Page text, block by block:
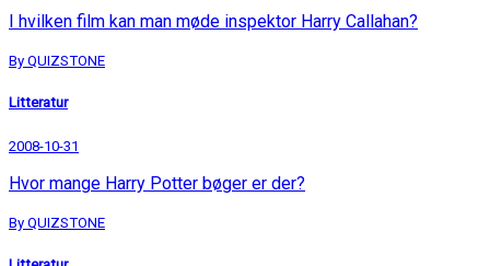
I hvilken film kan man møde inspektor Harry Callahan?
By QUIZSTONE
Litteratur
2008-10-31
Hvor mange Harry Potter bøger er der?
By QUIZSTONE